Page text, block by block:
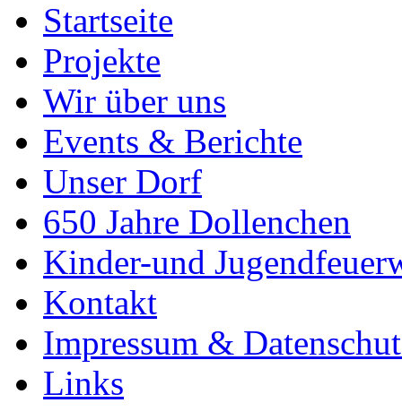
Startseite
Projekte
Wir über uns
Events & Berichte
Unser Dorf
650 Jahre Dollenchen
Kinder-und
Kontakt
Impressum &
Links